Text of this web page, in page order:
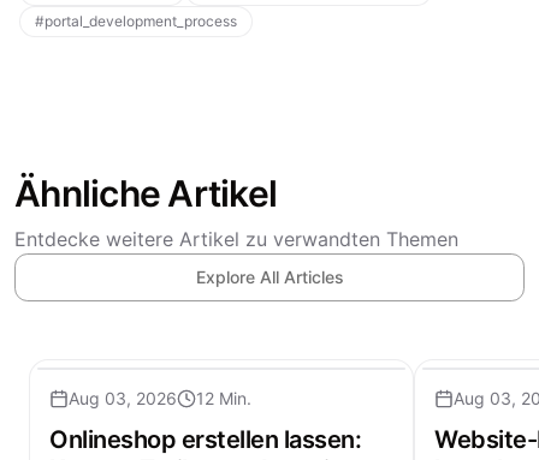
#portal_development_process
Ähnliche Artikel
Entdecke weitere Artikel zu verwandten Themen
Explore All Articles
Aug 03, 2026 12 Min.
Onlineshop erstellen lassen:
Aug 03,